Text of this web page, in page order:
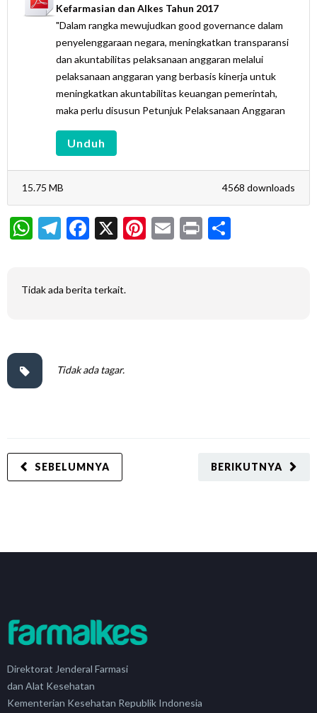
Kefarmasian dan Alkes Tahun 2017
"Dalam rangka mewujudkan good governance dalam
penyelenggaraan negara, meningkatkan transparansi
dan akuntabilitas pelaksanaan anggaran melalui
pelaksanaan anggaran yang berbasis kinerja untuk
meningkatkan akuntabilitas keuangan pemerintah,
maka perlu disusun Petunjuk Pelaksanaan Anggaran
Unduh
4568 downloads
15.75 MB
WhatsApp
Telegram
Facebook
X Pinterest
Email
Print
Tidak ada berita terkait.
Tidak ada tagar.
BERIKUTNYA
SEBELUMNYA
Direktorat Jenderal Farmasi
dan Alat Kesehatan
Kementerian Kesehatan Republik Indonesia